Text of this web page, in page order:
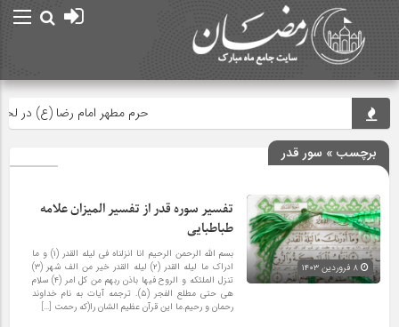
حرم مطهر امام رضا (ع) در لحظه
برچسب » سور قدر
تفسیر سوره قدر از تفسیر المیزان علامه
طباطبایی
بسم الله الرحمن الرحیم انا انزلناه فى لیله القدر (۱) و ما
ادراک ما لیله القدر (۲) لیله القدر خیر من الف شهر (۳)
تنزل الملئکه و الروح فیها باذن ربهم من کل امر (۴) سلام
هى حتى مطلع الفجر (۵). ترجمه آیات به نام خداوند
رحمان و رحیم.ما این قرآن عظیم الشان را(که رحمت […]